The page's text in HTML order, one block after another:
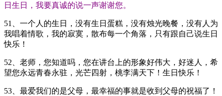
日生日，我要真诚的说一声谢谢您。
51、一个人的生日，没有生日蛋糕，没有烛光晚餐，没有人为
我唱着情歌，我的寂寞，散布每一个角落，只有跟自己说生日
快乐！
52、老师，您知道吗，您在讲台上的形象好伟大，好迷人，希
望您永远青春永驻，光芒四射，桃李满天下！生日快乐！
53、最爱我们的是父母，最幸福的事就是收到父母的祝福了！